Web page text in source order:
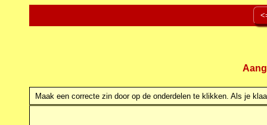
Maak een correcte zin door op de onderdelen te klikken. Als je